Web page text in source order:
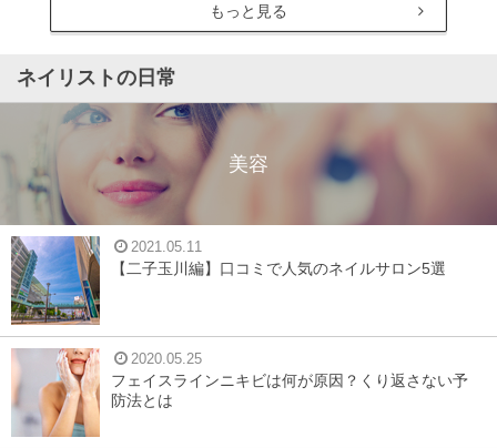
もっと見る
ネイリストの日常
美容
2021.05.11
【二子玉川編】口コミで人気のネイルサロン5選
2020.05.25
フェイスラインニキビは何が原因？くり返さない予
防法とは